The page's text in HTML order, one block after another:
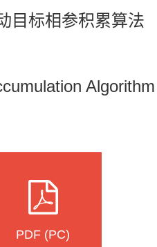
目标相参积累算法
PDF (PC)